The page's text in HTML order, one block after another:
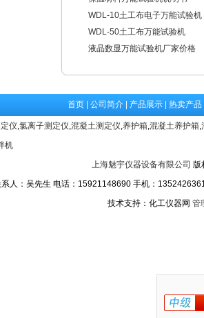
WDL-10土工布电子万能试验机
WDL-50土工布万能试验机
液晶数显万能试验机厂家价格
首页 公司简介 产品展示 热卖产品
仪,氯离子测定仪,混凝土测定仪,养护箱,混凝土养护箱,
机
上海魅宇仪器设备有限公司 版
系人：吴先生 电话：15921148690 手机：
技术支持：化工仪器网 管